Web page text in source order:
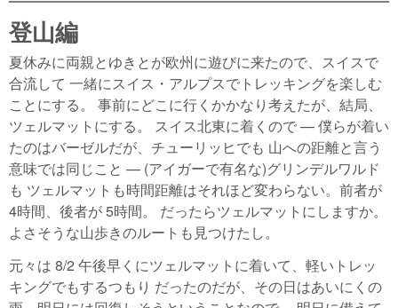
登山編
夏休みに両親とゆきとが欧州に遊びに来たので、スイスで
合流して 一緒にスイス・アルプスでトレッキングを楽しむ
ことにする。 事前にどこに行くかかなり考えたが、結局、
ツェルマットにする。 スイス北東に着くので — 僕らが着い
たのはバーゼルだが、チューリッヒでも 山への距離と言う
意味では同じこと — (アイガーで有名な)グリンデルワルド
も ツェルマットも時間距離はそれほど変わらない。前者が
4時間、後者が 5時間。 だったらツェルマットにしますか。
よさそうな山歩きのルートも見つけたし。
元々は 8/2 午後早くにツェルマットに着いて、軽いトレッ
キングでもするつもり だったのだが、その日はあいにくの